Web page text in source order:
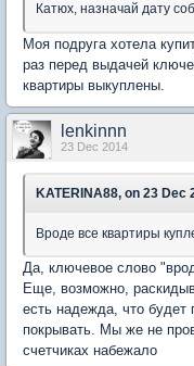
Катюх, назначай дату
Моя подруга хотела
раз перед выдачей
квартиры выкуплены.
lenkinnn
23 Dec 2014
KATERINA88, on 23 Dec
Вроде все квартиры
Да, ключевое слово
Еще, возможно,
есть надежда, что будет
покрывать. Мы же не
счетчиках набежало